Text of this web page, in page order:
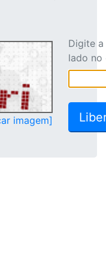
imagem]
Digite
lado no